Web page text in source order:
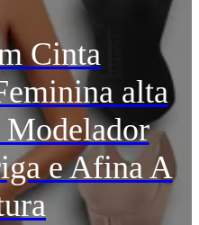
Cinta
alta
Modelador
e Afina A